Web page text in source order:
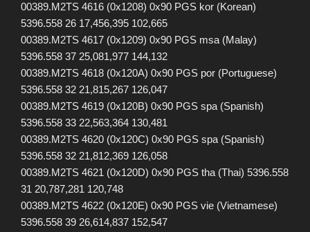
00389.M2TS 4616 (0x1208) 0x90 PGS kor (Korean)
5396.558 26 17,456,395 102,665
00389.M2TS 4617 (0x1209) 0x90 PGS msa (Malay)
5396.558 37 25,081,977 144,132
00389.M2TS 4618 (0x120A) 0x90 PGS por (Portuguese)
5396.558 32 21,815,267 126,047
00389.M2TS 4619 (0x120B) 0x90 PGS spa (Spanish)
5396.558 33 22,563,364 130,481
00389.M2TS 4620 (0x120C) 0x90 PGS spa (Spanish)
5396.558 32 21,812,369 126,058
00389.M2TS 4621 (0x120D) 0x90 PGS tha (Thai) 5396.558
31 20,787,281 120,748
00389.M2TS 4622 (0x120E) 0x90 PGS vie (Vietnamese)
5396.558 39 26,614,837 152,547